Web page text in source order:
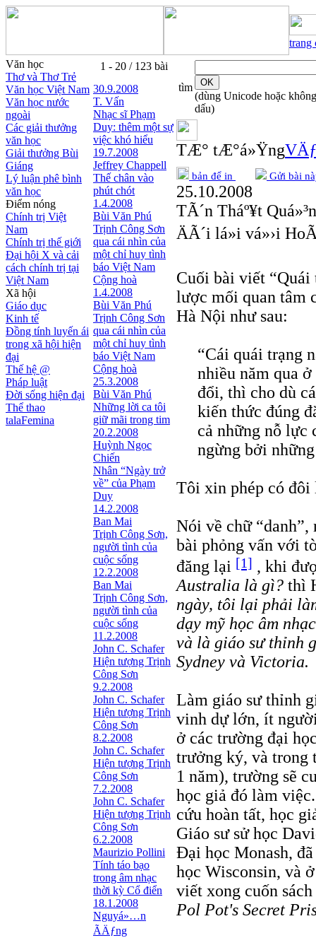
trang
Văn học
Thơ và Thơ Trẻ
Văn học Việt Nam
Văn học nước
ngoài
Các giải thưởng
văn học
Giải thưởng Bùi
Giáng
Lý luận phê bình
văn học
Điểm nóng
Chính trị Việt
Nam
Chính trị thế giới
Đại hội X và cải
cách chính trị tại
Việt Nam
Xã hội
Giáo dục
Kinh tế
Đồng tính luyến ái
trong xã hội hiện
đại
Thế hệ @
Pháp luật
Đời sống hiện đại
Thể thao
talaFemina
1 - 20 / 123 bài
30.9.2008
T. Vấn
Nhạc sĩ Phạm
Duy: thêm một sự
việc khó hiểu
19.7.2008
Jeffrey Chappell
Thế chân vào
phút chót
1.4.2008
Bùi Văn Phú
Trịnh Công Sơn
qua cái nhìn của
một chỉ huy tình
báo Việt Nam
Cộng hoà
1.4.2008
Bùi Văn Phú
Trịnh Công Sơn
qua cái nhìn của
một chỉ huy tình
báo Việt Nam
Cộng hoà
25.3.2008
Bùi Văn Phú
Những lời ca tôi
giữ mãi trong tim
20.2.2008
Huỳnh Ngọc
Chiến
Nhân “Ngày trở
về” của Phạm
Duy
14.2.2008
Ban Mai
Trịnh Công Sơn,
người tình của
cuộc sống
12.2.2008
Ban Mai
Trịnh Công Sơn,
người tình của
cuộc sống
11.2.2008
John C. Schafer
Hiện tượng Trịnh
Công Sơn
9.2.2008
John C. Schafer
Hiện tượng Trịnh
Công Sơn
8.2.2008
John C. Schafer
Hiện tượng Trịnh
Công Sơn
7.2.2008
John C. Schafer
Hiện tượng Trịnh
Công Sơn
6.2.2008
Maurizio Pollini
Tính táo bạo
trong âm nhạc
thời kỳ Cổ điển
18.1.2008
Nguyá»…n
ÃÄƒng
tìm
(dùng Unicode hoặc không
dấu)
TÆ° tÆ°á»Ÿng
bản để in Gửi bài
25.10.2008
TÃ´n Tháº¥t
ÄÃ´i lá»i vá»›i
Cuối bài viết “Quái
lược mối quan tâm
Hà Nội như sau:
“Cái quái trạng
nhiều năm qua
đổi, thì cho dù
kiến thức đúng
cả những nỗ lực
ngừng bởi
Tôi xin phép có đôi
Nói về chữ
bài phỏng vấn với
đăng lại [1] , khi
Australia là gì? thì
ngày, tôi lại phải
dạy mỹ học âm
và là giáo sư thỉnh
Sydney và Victoria.
Làm giáo sư thỉnh
vinh dự lớn, ít
ở các trường đại
trưởng ký, và trong
1 năm), trường sẽ
học giả đó làm
cứu hoàn tất, học
Giáo sư sử học
Đại học Monash,
học Wisconsin, và
viết xong cuốn sách
Pol Pot's Secret